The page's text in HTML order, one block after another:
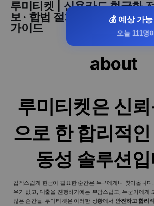
루미티켓 | 신용카드 현금화
보 · 합법 절차 · 승인률 높은
가이드
about
루미티켓은 신
으로 한 합리적
동성 솔루션
갑작스럽게 현금이 필요한 순간은 누구에게나 찾아옵니
유가 없고, 대출을 진행하기에는 부담스럽고, 누군가에게
않은 순간들. 루미티켓은 이러한 상황에서 안전하고 합리
💰 예상 가
오늘 111명